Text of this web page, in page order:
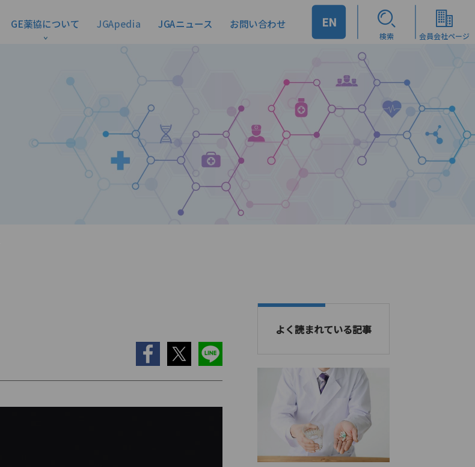
GE薬協について JGApedia JGAニュース お問い合わせ EN
検索 会員会社ページ
よく読まれている記事